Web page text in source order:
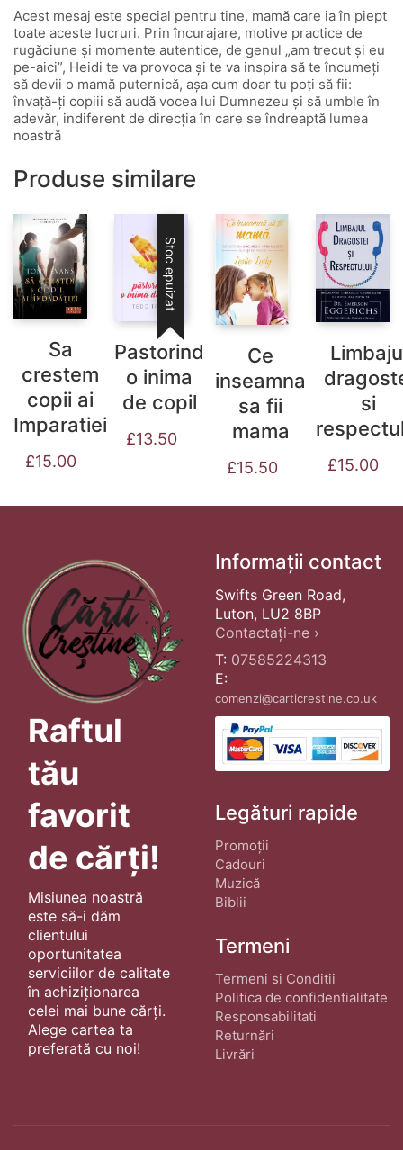
Acest mesaj este special pentru tine, mamă care ia în piept
toate aceste lucruri. Prin încurajare, motive practice de
rugăciune și momente autentice, de genul „am trecut și eu
pe-aici”, Heidi te va provoca și te va inspira să te încumeți
să devii o mamă puternică, așa cum doar tu poți să fii:
învață-ți copiii să audă vocea lui Dumnezeu și să umble în
adevăr, indiferent de direcția în care se îndreaptă lumea
noastră
Produse similare
Sa
crestem
copii ai
Imparatiei
£15.00
Stoc epuizat
Pastorind
o inima
de copil
£13.50
Ce
inseamna
sa fii
mama
£15.50
si
£15.00
Raftul
tău
favorit
de cărți!
Misiunea noastră
este să-i dăm
clientului
oportunitatea
serviciilor de calitate
în achiziționarea
celei mai bune cărți.
Alege cartea ta
preferată cu noi!
Informații contact
Swifts Green Road,
Luton, LU2 8BP
Contactați-ne ›
T: 07585224313
E:
comenzi@carticrestine.co.uk
Legături rapide
Promoții
Cadouri
Muzică
Biblii
Termeni
Termeni si Conditii
Politica de confidentialitate
Responsabilitati
Returnări
Livrări